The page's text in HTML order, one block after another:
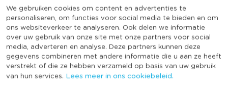
We gebruiken cookies om content en advertenties te
personaliseren, om functies voor social media te bieden en om
ons websiteverkeer te analyseren. Ook delen we informatie
over uw gebruik van onze site met onze partners voor social
media, adverteren en analyse. Deze partners kunnen deze
gegevens combineren met andere informatie die u aan ze heeft
verstrekt of die ze hebben verzameld op basis van uw gebruik
van hun services. Lees meer in ons cookiebeleid.